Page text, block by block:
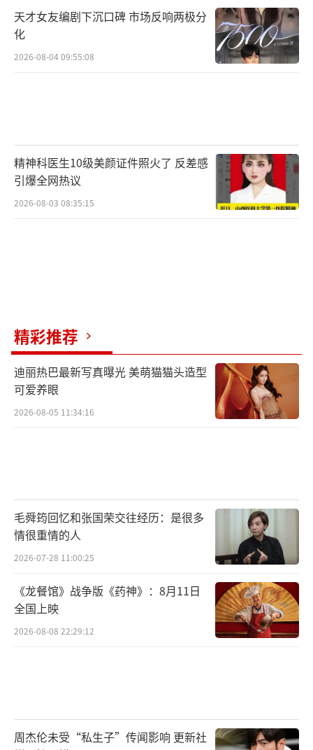
天才女友编剧下沉口碑 市场反响两极分
化
2026-08-04 09:55:08
精神科医生10级美颜证件照火了 反差感
引爆全网热议
2026-08-03 08:35:15
精彩推荐
迪丽热巴最新写真曝光 美萌猫猫头造型
可爱养眼
2026-08-05 11:34:16
毛舜筠回忆和张国荣交往经历：是很多
情很重情的人
2026-07-28 11:00:25
《龙餐馆》战争版《药神》：8月11日
全国上映
2026-08-08 22:29:12
周杰伦未受“私生子”传闻影响 更新社